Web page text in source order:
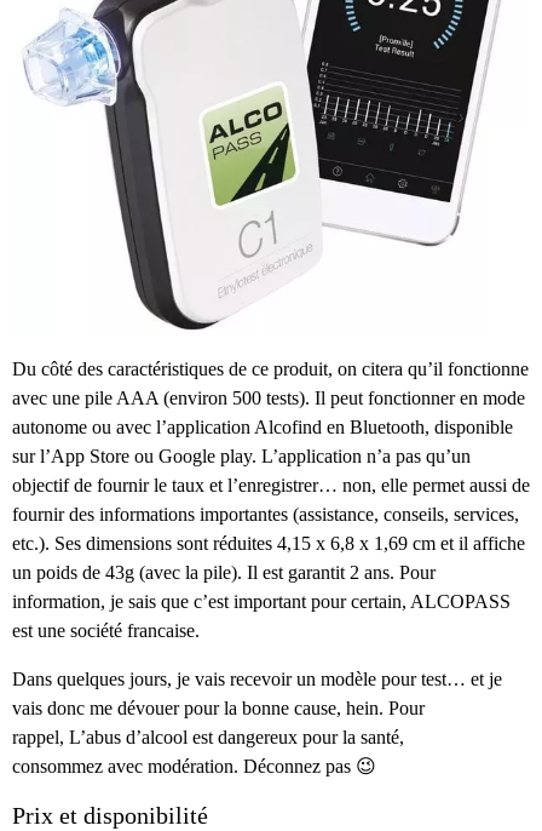
Du côté des caractéristiques de ce produit, on citera qu’il fonctionne
avec une pile AAA (environ 500 tests). Il peut fonctionner en mode
autonome ou avec l’application Alcofind en Bluetooth, disponible
sur l’App Store ou Google play. L’application n’a pas qu’un
objectif de fournir le taux et l’enregistrer… non, elle permet aussi de
fournir des informations importantes (assistance, conseils, services,
etc.). Ses dimensions sont réduites 4,15 x 6,8 x 1,69 cm et il affiche
un poids de 43g (avec la pile). Il est garantit 2 ans. Pour
information, je sais que c’est important pour certain, ALCOPASS
est une société francaise.
Dans quelques jours, je vais recevoir un modèle pour test… et je
vais donc me dévouer pour la bonne cause, hein. Pour
rappel, L’abus d’alcool est dangereux pour la santé,
consommez avec modération. Déconnez pas 😉
Prix et disponibilité